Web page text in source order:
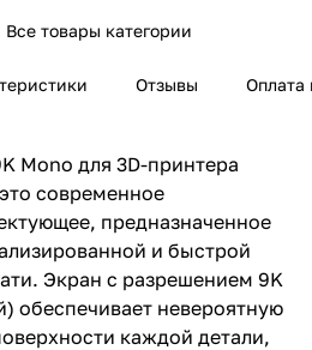
Все товары категории
Отзывы Оплата
Mono для 3D-принтера
современное
предназначенное
и быстрой
Экран с разрешением 9K
обеспечивает невероятную
каждой детали,